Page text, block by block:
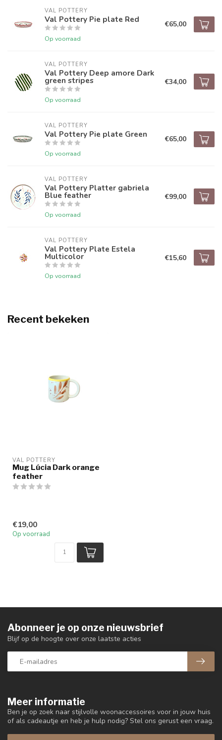
VAL POTTERY
Val Pottery Pie plate Red
Op voorraad
€65,00
VAL POTTERY
Val Pottery Deep amore Dark
green stripes
Op voorraad
€34,00
VAL POTTERY
Val Pottery Pie plate Green
Op voorraad
€65,00
VAL POTTERY
Val Pottery Platter gabriela
Blue feather
Op voorraad
€99,00
VAL POTTERY
Val Pottery Plate Estela
Multicolor
Op voorraad
€15,60
Recent bekeken
VAL POTTERY
Mug Lúcia Dark orange
feather
€19,00
Op voorraad
Meer informatie
Ben je op zoek naar stijlvolle woonaccessoires voor in jouw huis
of als cadeautje en heb je hulp nodig? Stel ons gerust een vraag.
Abonneer je op onze nieuwsbrief
Blijf op de hoogte over onze laatste acties